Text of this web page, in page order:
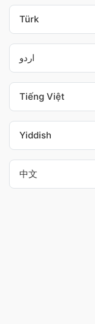
Türk
اردو
Tiếng Việt
Yiddish
中文